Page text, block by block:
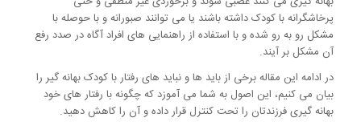
پرخاشگرانه با کودک داشته باشند یا می توانند صبورانه و با حوصله با
مشکل رو به رو شده و با استفاده از راهنمایی های افراد آگاه در صدد رفع
آن مشکل بر آیند.
در ادامه این مقاله برخی از باید ها و نباید های رفتار با کودک بهانه گیر را
بیان می کنیم، این اصول به شما می آموزد که چگونه با رفتار های خود
بهانه گیری فرزندتان را تحت کنترل قرار داده و آن را کاهش دهید.